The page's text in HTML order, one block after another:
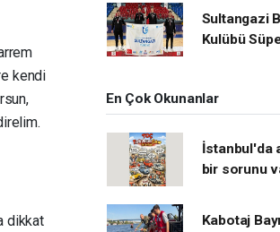
kendi
dikkat
Sultangazi
Kulübü
En Çok Okunanlar
İstanbul'da
bir sorunu
Kabotaj